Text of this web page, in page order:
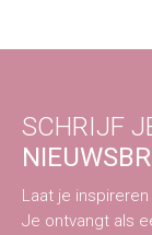
SCHRIJF
Laat je
Je ontvangt als